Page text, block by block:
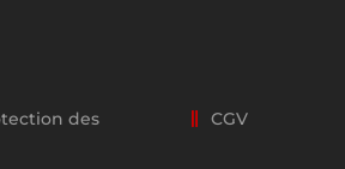
des
CGV